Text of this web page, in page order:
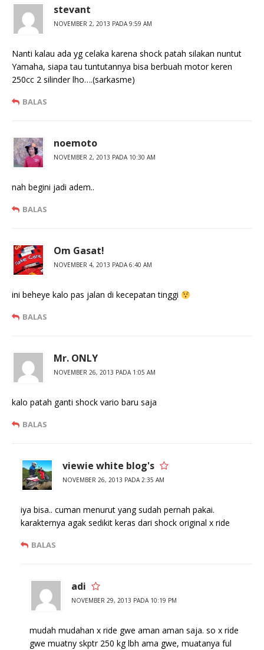
stevant
NOVEMBER 2, 2013 PADA 9:59 AM
Nanti kalau ada yg celaka karena shock patah silakan nuntut
Yamaha, siapa tau tuntutannya bisa berbuah motor keren
250cc 2 silinder lho….(sarkasme)
BALAS
noemoto
NOVEMBER 2, 2013 PADA 10:30 AM
nah begini jadi adem..
BALAS
Om Gasat!
NOVEMBER 4, 2013 PADA 6:40 AM
ini beheye kalo pas jalan di kecepatan tinggi
BALAS
Mr. ONLY
NOVEMBER 26, 2013 PADA 1:05 AM
kalo patah ganti shock vario baru saja
BALAS
viewie white blog's
NOVEMBER 26, 2013 PADA 2:35 AM
iya bisa.. cuman menurut yang sudah pernah pakai.
karakternya agak sedikit keras dari shock original x ride
BALAS
adi
NOVEMBER 29, 2013 PADA 10:19 PM
mudah mudahan x ride gwe aman aman saja. so x ride
gwe muatny skptr 250 kg lbh ama gwe, muatanya ful